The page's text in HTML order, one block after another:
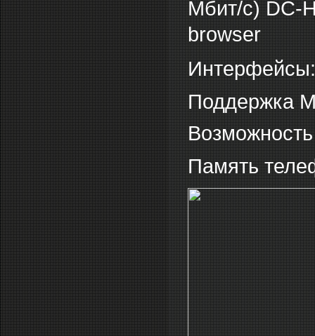
Мбит/с) DC-
browser
Поддержка
Память